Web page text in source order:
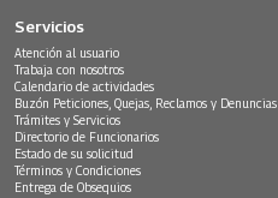
Servicios
Atención al usuario
Trabaja con nosotros
Calendario de actividades
Buzón Peticiones, Quejas, Reclamos y Denuncias
Trámites y Servicios
Directorio de Funcionarios
Estado de su solicitud
Términos y Condiciones
Entrega de Obsequios